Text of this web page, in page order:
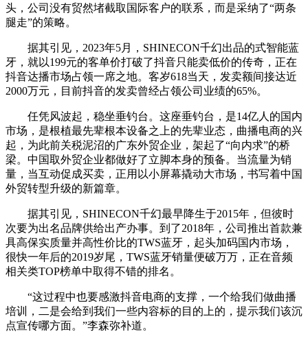
头，公司没有贸然堵截取国际客户的联系，而是采纳了“两条
腿走”的策略。
据其引见，2023年5月，SHINECON千幻出品的式智能蓝
牙，就以199元的客单价打破了抖音只能卖低价的传奇，正在
抖音达播市场占领一席之地。客岁618当天，发卖额间接达近
2000万元，目前抖音的发卖曾经占领公司业绩的65%。
任凭风波起，稳坐垂钓台。这座垂钓台，是14亿人的国内
市场，是根植最先辈根本设备之上的先辈业态，曲播电商的兴
起，为此前关税泥沼的广东外贸企业，架起了“向内求”的桥
梁。中国取外贸企业都做好了立脚本身的预备。当流量为销
量，当互动促成买卖，正用以小屏幕撬动大市场，书写着中国
外贸转型升级的新篇章。
据其引见，SHINECON千幻最早降生于2015年，但彼时
次要为出名品牌供给出产办事。到了2018年，公司推出首款兼
具高保实质量并高性价比的TWS蓝牙，起头加码国内市场，
很快一年后的2019岁尾，TWS蓝牙销量便破万万，正在音频
相关类TOP榜单中取得不错的排名。
“这过程中也要感激抖音电商的支撑，一个给我们做曲播
培训，二是会给到我们一些内容标的目的上的，提示我们该沉
点宣传哪方面。”李森弥补道。